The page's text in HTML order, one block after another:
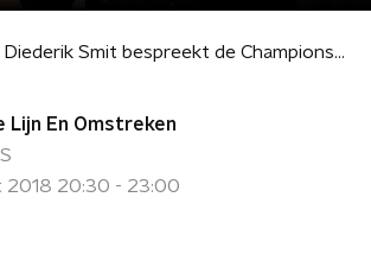
Diederik Smit bespreekt de Champions League
Lijn En Omstreken
2018 20:30 - 23:00